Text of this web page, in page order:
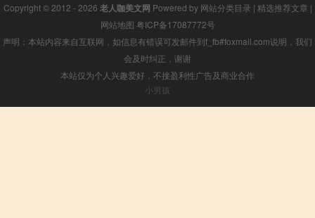
Copyright © 2012 - 2026 老人咖美文网 Powered by 网站分类目录 | 精选推荐文章 |
网站地图 粤ICP备17087772号
声明：本站内容来自互联网，如信息有错误可发邮件到f_fb#foxmail.com说明，我们
会及时纠正，谢谢
本站仅为个人兴趣爱好，不接盈利性广告及商业合作
小男孩